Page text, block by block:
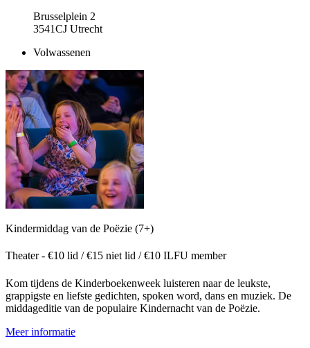
Brusselplein 2
3541CJ Utrecht
Volwassenen
Kindermiddag van de Poëzie (7+)
Theater - €10 lid / €15 niet lid / €10 ILFU member
Kom tijdens de Kinderboekenweek luisteren naar de leukste,
grappigste en liefste gedichten, spoken word, dans en muziek. De
middageditie van de populaire Kindernacht van de Poëzie.
Meer informatie